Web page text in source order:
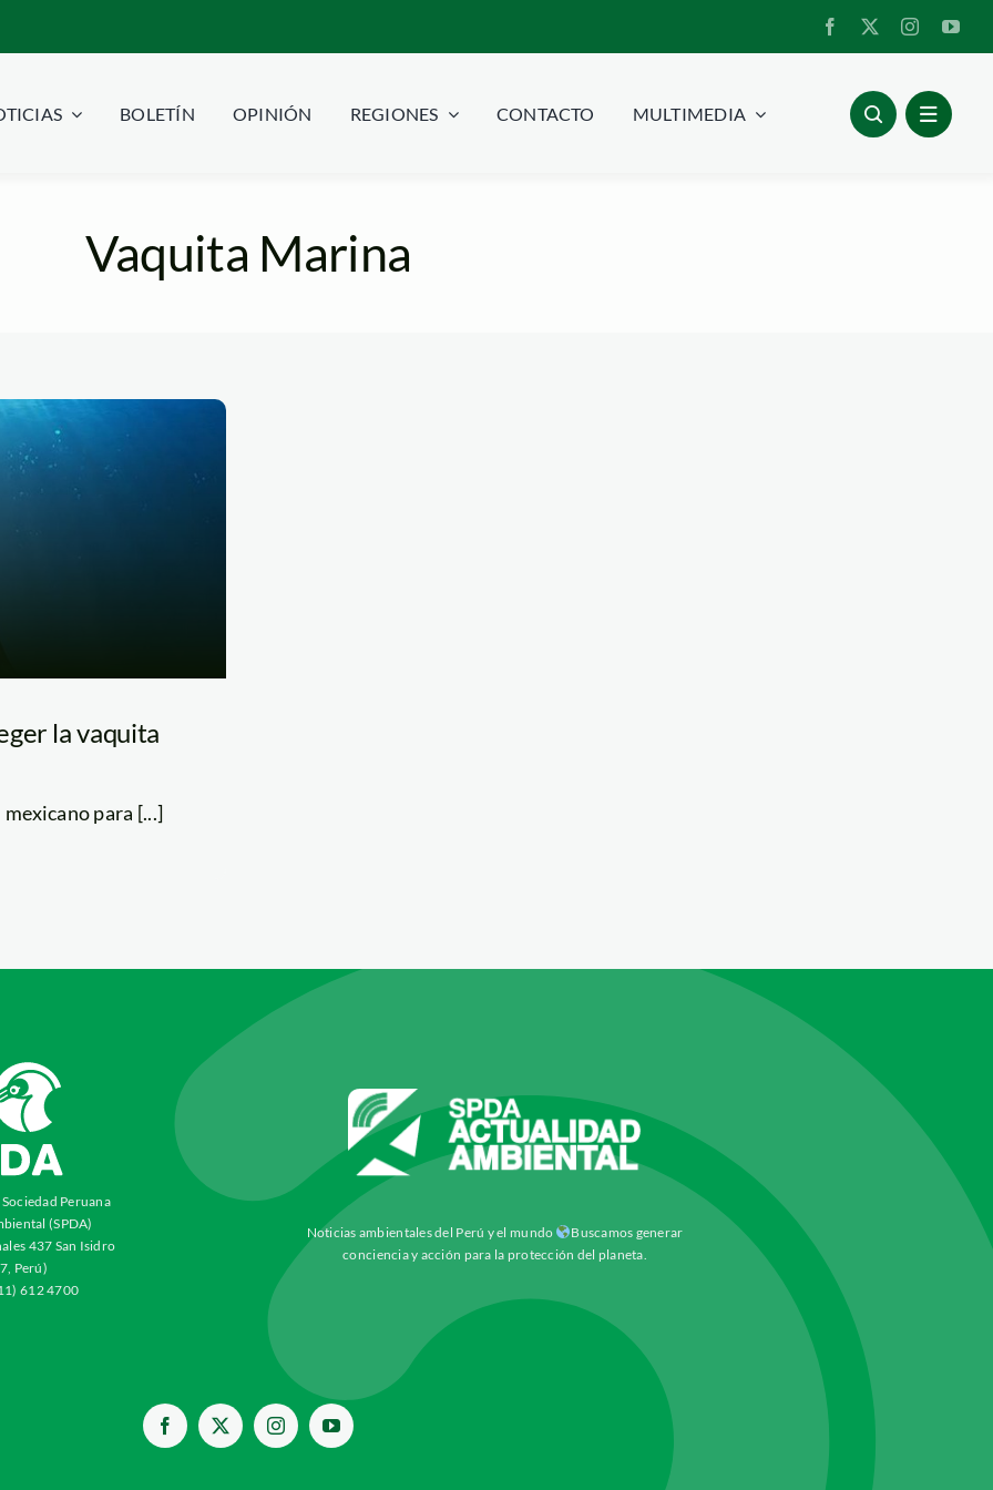
BOLETÍN OPINIÓN REGIONES CONTACTO MULTIMEDIA
Vaquita Marina
la vaquita
para [...]
Peruana
(SPDA)
437 San Isidro
Perú)
612 4700
Noticias ambientales del Perú y el mundo
Buscamos generar
conciencia y acción para la protección del planeta.